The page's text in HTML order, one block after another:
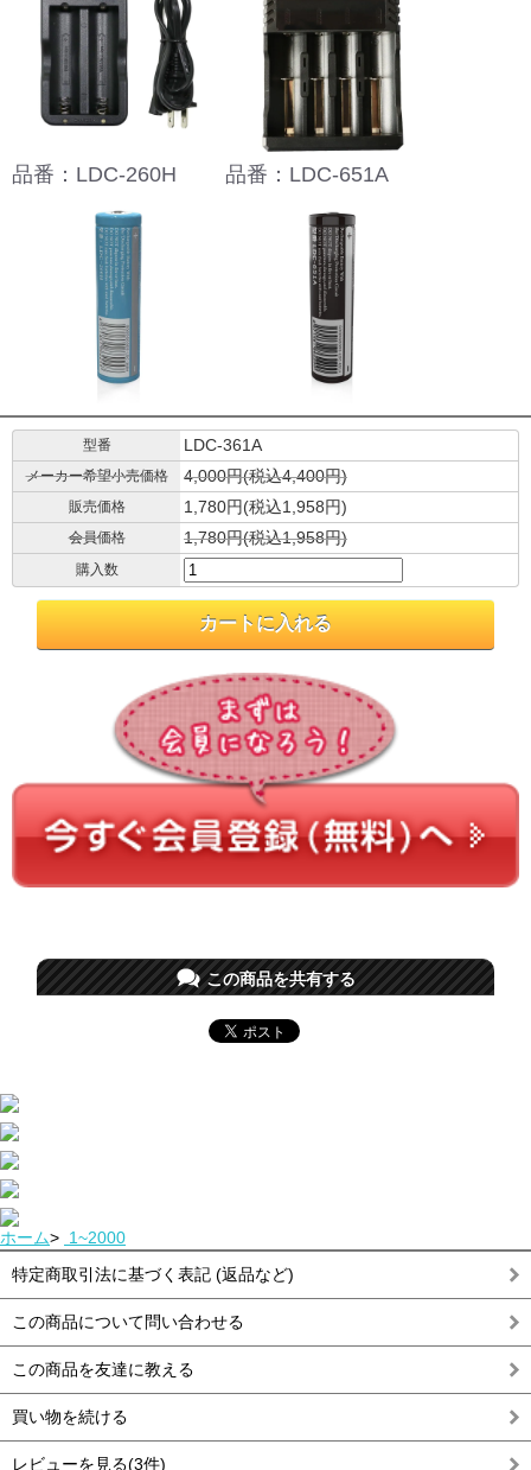
品番：LDC-260H 品番：LDC-651A
型番 LDC-361A
メーカー希望小売価格 4,000円(税込4,400円)
販売価格 1,780円(税込1,958円)
会員価格 1,780円(税込1,958円)
購入数
この商品を共有する
ホーム> 1~2000
特定商取引法に基づく表記 (返品など)
この商品について問い合わせる
この商品を友達に教える
買い物を続ける
レビューを見る(3件)